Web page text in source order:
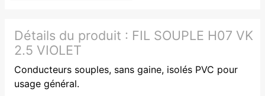
Détails du produit : FIL SOUPLE H07 VK
2.5 VIOLET
Conducteurs souples, sans gaine, isolés PVC pour
usage général.